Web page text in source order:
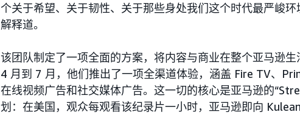
个关于希望、关于韧性、关于那些身处我们这个时代最严峻
解释道。
该团队制定了一项全面的方案，将内容与商业在整个亚马逊
4 月到 7 月，他们推出了一项全渠道体验，涵盖 Fire TV、
在线视频广告和社交媒体广告。这一切的核心是亚马逊的
划：在美国，观众每观看该纪录片一小时，亚马逊即向